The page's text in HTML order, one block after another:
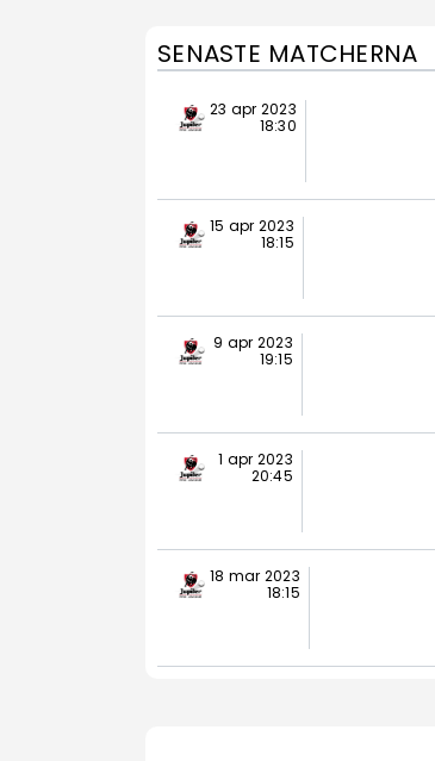
SENASTE MATCHERNA
23 apr 2023
18:30
15 apr 2023
18:15
9 apr 2023
19:15
1 apr 2023
20:45
18 mar 2023
18:15